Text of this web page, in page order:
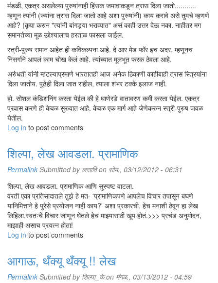
मंडळी, एकत्र असलेल्या पुरुषांनाही हिंसक जमावाकडून त्रास दिला जातो...........
म्हणून त्यांनी (ज्यांना त्रास दिला जातो आहे अशा पुरुषांनी) काय करावे असे तुमचे म्हणणे
आहे? (कृपा करुन "त्यांनी बांगड्या भराव्यात" असं काही उत्तर देऊ नका. नाहीतर मग
समानतेच्या मूळ उद्देश्यालाच हरताळ फासला जाईल.
स्त्री-पुरुष समान आहेत ही कविकल्पना आहे. दे आर मेड फॉर इच अदर. म्हणूनच
निसर्गाने आपलं काम चोख केलं आहे. त्यांच्यात मूलभूत फरक ठेवला आहे.
अरुंधती यांनी म्हटल्याप्रमाणे भारतातही आज अनेक ठिकाणी काहीबाही त्रास स्त्रियांना
दिला जातोय. पुढेही दिला जात राहील, त्याला शंभर टक्के इलाज नाही.
हो. सोशल कंडिशनिंग करता येईल की हे घाणेरडे वातावरण कमी करता येईल. एकत्र
प्रवास करणे ही केवळ सुरुवात आहे. केवळ एक मार्ग आहे जेणेकरुन स्त्री-पुरुष जवळ
येतील.
Log in to post comments
शिल्पा, लेख आवडला. प्रामाणिक
Permalink Submitted by लसाविon सोम., 03/12/2012 - 06:31
शिल्पा, लेख आवडला. प्रामाणिक आणि सुस्पष्ट वाटला.
वरती एका प्रतिसादातले तुझे हे मत- 'प्रामाणिकपणे आपलेच विचार तपासून बघणे
यानिमित्ताने हे पुरेसे प्रयोजन नाही काय?' अशा प्रकारची. हेच मनाशी ठेवून हा लेख
लिहिला.स्वतःचे विचार जाणून घेतले हेच माझ्यासाठी खूप होतं.>>> प्रचंड अनुमोदन,
माझाही असाच प्रयत्न होता!
Log in to post comments
आगाऊ, थँक्यू थँक्यू !! लेख
Permalink Submitted by शिल्पा_केon मंगळ., 03/13/2012 - 04:59